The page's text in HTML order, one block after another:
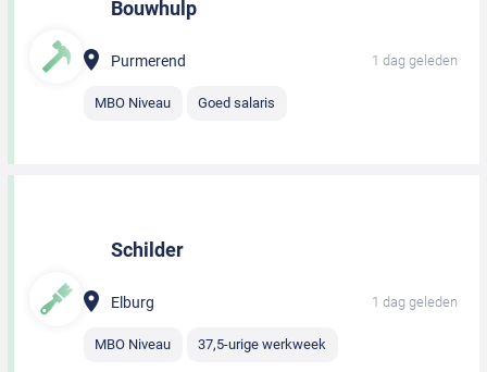
Bouwhulp
Purmerend 1 dag geleden
MBO Niveau Goed salaris
Schilder
Elburg 1 dag geleden
MBO Niveau 37,5-urige werkweek